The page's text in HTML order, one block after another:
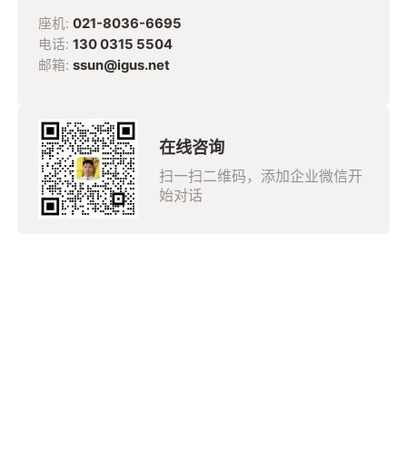
座机: 021-8036-6695
电话: 130 0315 5504
邮箱: ssun@igus.net
在线咨询
扫一扫二维码，添加企业微信开
始对话